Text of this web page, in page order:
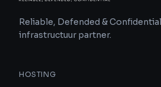
Reliable, Defended &
infrastructuur partner.
HOSTING